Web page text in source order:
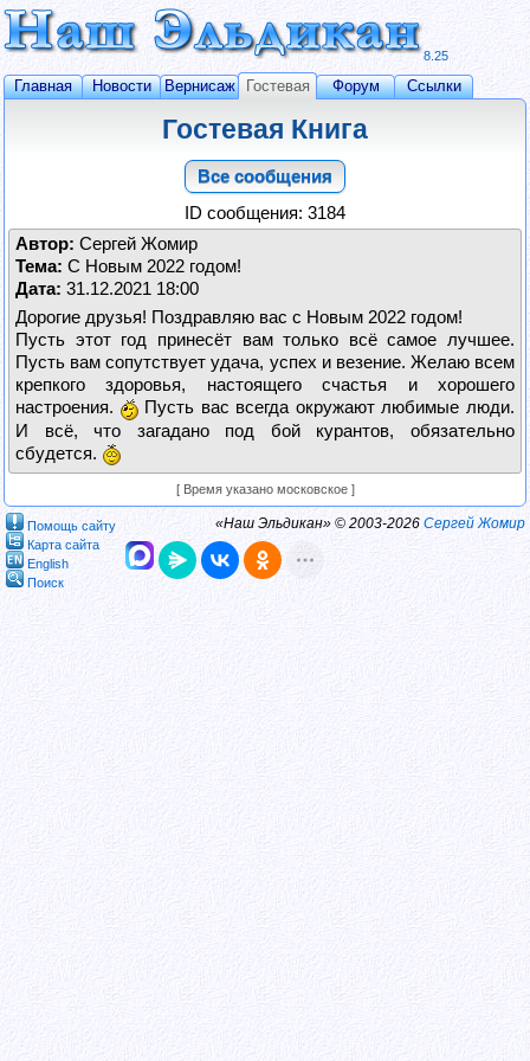
8.25
Главная Новости Вернисаж Гостевая Форум Ссылки
Гостевая Книга
Все сообщения
ID сообщения: 3184
Автор: Сергей Жомир
Тема: С Новым 2022 годом!
Дата: 31.12.2021 18:00
Дорогие друзья! Поздравляю вас с Новым 2022 годом!
Пусть этот год принесёт вам только всё самое лучшее.
Пусть вам сопутствует удача, успех и везение. Желаю всем
крепкого здоровья, настоящего счастья и хорошего
настроения.
Пусть вас всегда окружают любимые люди.
И всё, что загадано под бой курантов, обязательно
сбудется.
[ Время указано московское ]
Помощь сайту
Карта сайта
English
Поиск
«Наш Эльдикан» © 2003-2026 Сергей Жомир